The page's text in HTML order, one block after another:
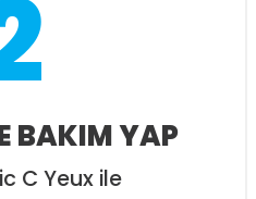
BAKIM YAP
C Yeux ile